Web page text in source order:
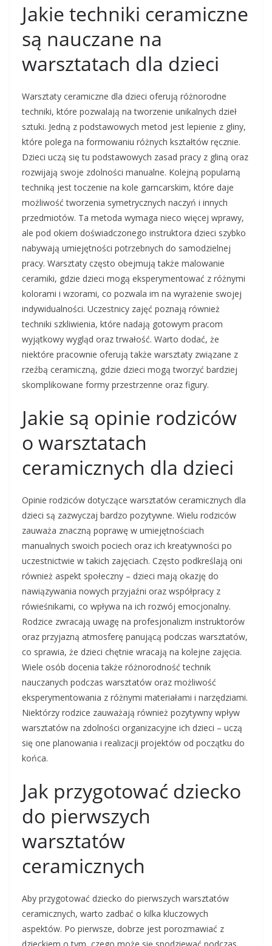
Jakie techniki ceramiczne
są nauczane na
warsztatach dla dzieci
Warsztaty ceramiczne dla dzieci oferują różnorodne
techniki, które pozwalają na tworzenie unikalnych dzieł
sztuki. Jedną z podstawowych metod jest lepienie z gliny,
które polega na formowaniu różnych kształtów ręcznie.
Dzieci uczą się tu podstawowych zasad pracy z gliną oraz
rozwijają swoje zdolności manualne. Kolejną popularną
techniką jest toczenie na kole garncarskim, które daje
możliwość tworzenia symetrycznych naczyń i innych
przedmiotów. Ta metoda wymaga nieco więcej wprawy,
ale pod okiem doświadczonego instruktora dzieci szybko
nabywają umiejętności potrzebnych do samodzielnej
pracy. Warsztaty często obejmują także malowanie
ceramiki, gdzie dzieci mogą eksperymentować z różnymi
kolorami i wzorami, co pozwala im na wyrażenie swojej
indywidualności. Uczestnicy zajęć poznają również
techniki szkliwienia, które nadają gotowym pracom
wyjątkowy wygląd oraz trwałość. Warto dodać, że
niektóre pracownie oferują także warsztaty związane z
rzeźbą ceramiczną, gdzie dzieci mogą tworzyć bardziej
skomplikowane formy przestrzenne oraz figury.
Jakie są opinie rodziców
o warsztatach
ceramicznych dla dzieci
Opinie rodziców dotyczące warsztatów ceramicznych dla
dzieci są zazwyczaj bardzo pozytywne. Wielu rodziców
zauważa znaczną poprawę w umiejętnościach
manualnych swoich pociech oraz ich kreatywności po
uczestnictwie w takich zajęciach. Często podkreślają oni
również aspekt społeczny – dzieci mają okazję do
nawiązywania nowych przyjaźni oraz współpracy z
rówieśnikami, co wpływa na ich rozwój emocjonalny.
Rodzice zwracają uwagę na profesjonalizm instruktorów
oraz przyjazną atmosferę panującą podczas warsztatów,
co sprawia, że dzieci chętnie wracają na kolejne zajęcia.
Wiele osób docenia także różnorodność technik
nauczanych podczas warsztatów oraz możliwość
eksperymentowania z różnymi materiałami i narzędziami.
Niektórzy rodzice zauważają również pozytywny wpływ
warsztatów na zdolności organizacyjne ich dzieci – uczą
się one planowania i realizacji projektów od początku do
końca.
Jak przygotować dziecko
do pierwszych
warsztatów
ceramicznych
Aby przygotować dziecko do pierwszych warsztatów
ceramicznych, warto zadbać o kilka kluczowych
aspektów. Po pierwsze, dobrze jest porozmawiać z